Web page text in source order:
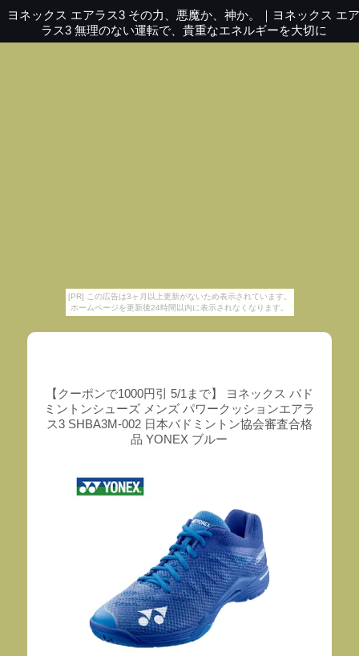
[PR] この広告は3ヶ月以上更新がないため表示されています。
ホームページを更新後24時間以内に表示されなくなります。
ヨネックス エアラス3 その力、悪魔か、神か。 ｜ ヨネックス エア
ラス3 無理のない運転で、貴重なエネルギーを大切に
【クーポンで1000円引 5/1まで】 ヨネックス バド
ミントンシューズ メンズ パワークッションエアラ
ス3 SHBA3M-002 日本バドミントン協会審査合格
品 YONEX ブルー